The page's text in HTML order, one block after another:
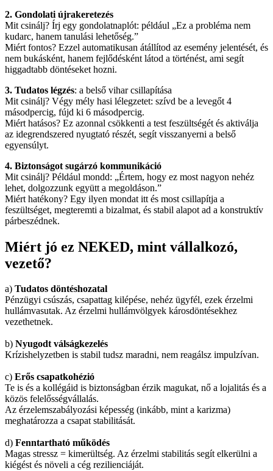
2. Gondolati újrakeretezés
Mit csinálj? Írj egy gondolatnaplót: például „Ez a probléma nem
kudarc, hanem tanulási lehetőség.”
Miért fontos? Ezzel automatikusan átállítod az esemény jelentését, és
nem bukásként, hanem fejlődésként látod a történést, ami segít
higgadtabb döntéseket hozni.
3. Tudatos légzés: a belső vihar csillapítása
Mit csinálj? Végy mély hasi lélegzetet: szívd be a levegőt 4
másodpercig, fújd ki 6 másodpercig.
Miért hatásos? Ez azonnal csökkenti a test feszültségét és aktiválja
az idegrendszered nyugtató részét, segít visszanyerni a belső
egyensúlyt.
4. Biztonságot sugárzó kommunikáció
Mit csinálj? Például mondd: „Értem, hogy ez most nagyon nehéz
lehet, dolgozzunk együtt a megoldáson.”
Miért hatékony? Egy ilyen mondat itt és most csillapítja a
feszültséget, megteremti a bizalmat, és stabil alapot ad a konstruktív
párbeszédnek.
Miért jó ez NEKED, mint vállalkozó,
vezető?
a) Tudatos döntéshozatal
Pénzügyi csúszás, csapattag kilépése, nehéz ügyfél, ezek érzelmi
hullámvasutak. Az érzelmi hullámvölgyek károsdöntésekhez
vezethetnek.
b) Nyugodt válságkezelés
Krízishelyzetben is stabil tudsz maradni, nem reagálsz impulzívan.
c) Erős csapatkohézió
Te is és a kollégáid is biztonságban érzik magukat, nő a lojalitás és a
közös felelősségvállalás.
Az érzelemszabályozási képesség (inkább, mint a karizma)
meghatározza a csapat stabilitását.
d) Fenntartható működés
Magas stressz = kimerültség. Az érzelmi stabilitás segít elkerülni a
kiégést és növeli a cég rezilienciáját.